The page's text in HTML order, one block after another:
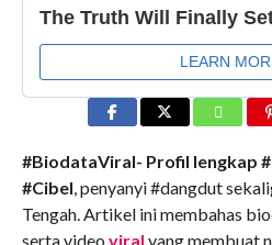
#BiodataViral- Profil lengkap
#Cibel, penyanyi #dangdut
Tengah. Artikel ini membahas
serta video viral yang membuat